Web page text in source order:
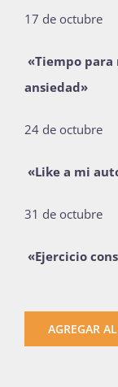
17 de octubre
«Tiempo para
ansiedad»
24 de octubre
«Like a mi
31 de octubre
«Ejercicio
AGREGAR